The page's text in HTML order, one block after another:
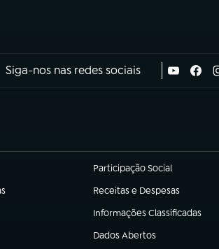
Siga-nos nas redes sociais
Participação Social
(abre em nova aba)
Receitas e Despesas
(abre em nova aba)
Informações Classificadas
(abre em nova aba)
Dados Abertos
(abre em nova aba)